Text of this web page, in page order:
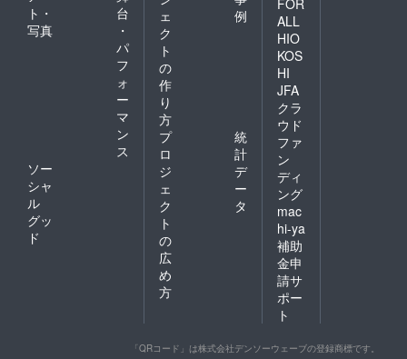
ト・
写真
台
・
パ
フ
ォ
ー
マ
ン
ス
ソー
シャ
ル
グッ
ド
ェ
ク
ト
の
作
り
方
例
プ
ロ
ジ
ェ
ク
ト
の
広
め
方
統
計
デ
ー
タ
ALL
HIO
KOS
HI
JFA
クラ
ウド
ファ
ン
ディ
ング
mac
hi-ya
補助
金申
請サ
ポー
ト
「QRコード」は株式会社デンソーウェーブの登録商標です。